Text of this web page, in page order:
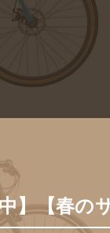
中】【春